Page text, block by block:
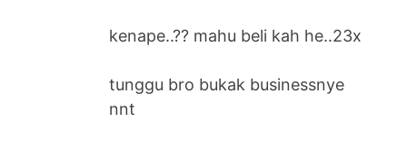
kenape..?? mahu beli kah he..23x
tunggu bro bukak businessnye
nnt